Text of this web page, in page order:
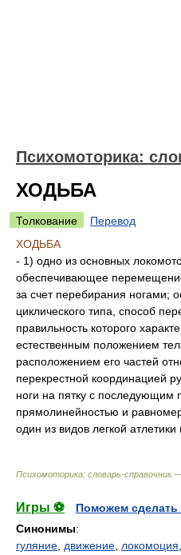
Психомоторика:
ХОДЬБА
Толкование
Перевод
ХОДЬБА
- 1) одно из основных
обеспечивающее
за счет перебирания ногами;
циклического типа, способ
правильность которого
естественным положением
расположением его частей
перекрестной координацией
ноги на пятку с последующим
прямолинейностью и
один из видов легкой
Психомоторика: cловарь-
Игры ⚽
Поможем
Синонимы:
гуляние движение локомоция